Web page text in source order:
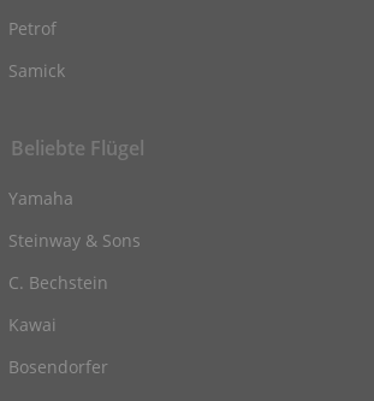
Petrof
Samick
Beliebte Flügel
Yamaha
Steinway & Sons
C. Bechstein
Kawai
Bosendorfer